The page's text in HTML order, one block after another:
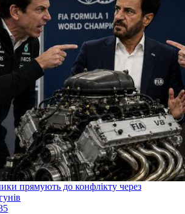
прямують до конфлікту через